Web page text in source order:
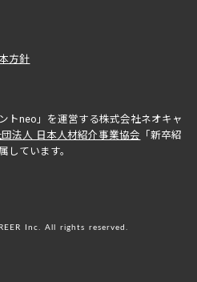
方針
トneo」を運営する株式会社ネオキャ
法人 日本人材紹介事業協会 「新卒紹
しています。
Inc. All rights reserved.